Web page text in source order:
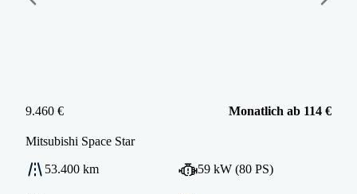
9.460 € Monatlich ab 114 €
Mitsubishi Space Star
53.400 km 59 kW (80 PS)